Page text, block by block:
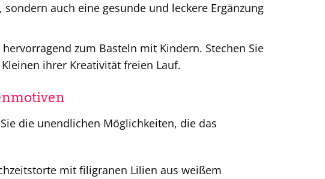
auch eine gesunde und leckere Ergänzung
zum Basteln mit Kindern. Stechen Sie
ihrer Kreativität freien Lauf.
die unendlichen Möglichkeiten, die das
mit filigranen Lilien aus weißem